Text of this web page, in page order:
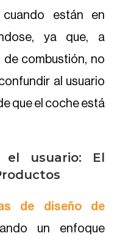
están en
ya que, a
combustión, no
al usuario
que el coche está
el usuario: El
de diseño de
un enfoque